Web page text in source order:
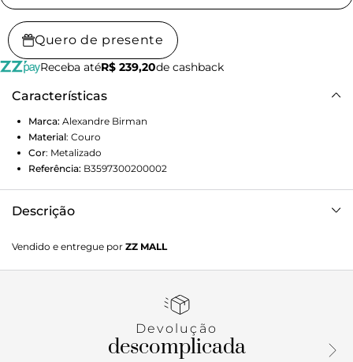
Quero de presente
Receba atéR$ 239,20de cashback
Características
Marca: Alexandre Birman
Material: Couro
Cor: Metalizado
Referência: B3597300200002
Descrição
em Grid Metal Leather, um couro texturizado que adiciona
profundidade e riqueza ao visual. O destaque fica por conta
sandália, conferindo um toque de luxo atemporal. Com
Vendido e entregue por ZZ MALL
Devolução
descomplicada